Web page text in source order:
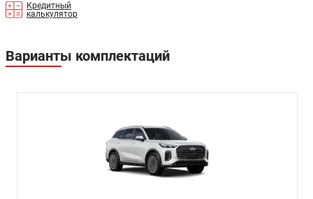
Кредитный
калькулятор
Варианты комплектаций